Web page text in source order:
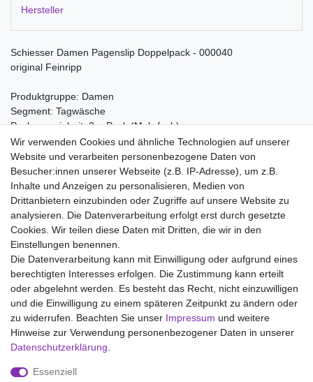
Hersteller
Schiesser Damen Pagenslip Doppelpack - 000040
original Feinripp
Produktgruppe: Damen
Segment: Tagwäsche
Packungseinheit: 2er Pack (Mehrfach)
Material:
100% Baumwolle
Wir liefern mit DHL (auch Samstags)
Kostenloser Versand
14 Tage Rückgaberecht
Impressum Daten­schutz­erklärung AGB
Wir verwenden Cookies und ähnliche Technologien auf unserer
Website und verarbeiten personenbezogene Daten von
Besucher:innen unserer Webseite (z.B. IP-Adresse), um z.B.
Inhalte und Anzeigen zu personalisieren, Medien von
Drittanbietern einzubinden oder Zugriffe auf unsere Website zu
analysieren. Die Datenverarbeitung erfolgt erst durch gesetzte
Cookies. Wir teilen diese Daten mit Dritten, die wir in den
Einstellungen benennen.
Die Datenverarbeitung kann mit Einwilligung oder aufgrund eines
berechtigten Interesses erfolgen. Die Zustimmung kann erteilt
oder abgelehnt werden. Es besteht das Recht, nicht einzuwilligen
und die Einwilligung zu einem späteren Zeitpunkt zu ändern oder
zu widerrufen. Beachten Sie unser Impressum und weitere
Hinweise zur Verwendung personenbezogener Daten in unserer
Daten­schutz­erklärung
Essenziell